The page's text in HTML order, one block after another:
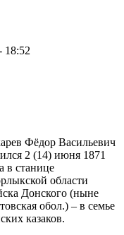
18:52
Фёдор Васильевич
2 (14) июня 1871
в станице
области
Донского (ныне
обол.) – в семье
казаков.